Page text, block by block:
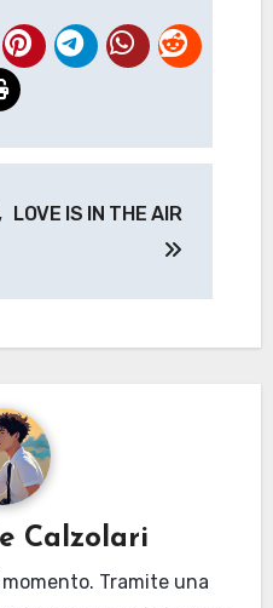
LOVE IS IN THE AIR
Calzolari
Tramite una